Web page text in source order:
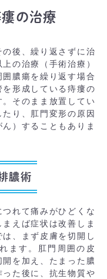
の治療
後、繰り返さずに治
の治療（手術治療）
膿瘍を繰り返す場合
形成している痔瘻の
そのまま放置してい
り、肛門変形の原因
）することもありま
膿術
れて痛みがひどくな
えば症状は改善しま
、まず皮膚を切開し
ます。肛門周囲の皮
を加え、たまった膿
た後に、抗生物質や